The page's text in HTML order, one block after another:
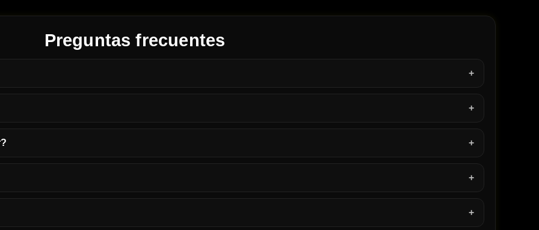
Preguntas frecuentes